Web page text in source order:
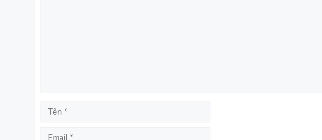
Tên
Email